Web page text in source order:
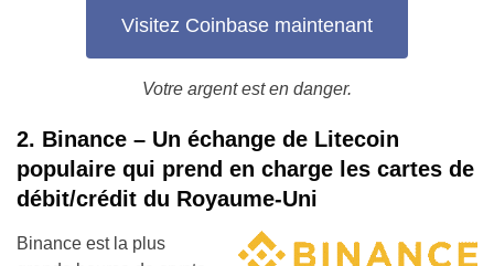
Visitez Coinbase maintenant
Votre argent est en danger.
2. Binance – Un échange de Litecoin
populaire qui prend en charge les cartes de
débit/crédit du Royaume-Uni
Binance est la plus